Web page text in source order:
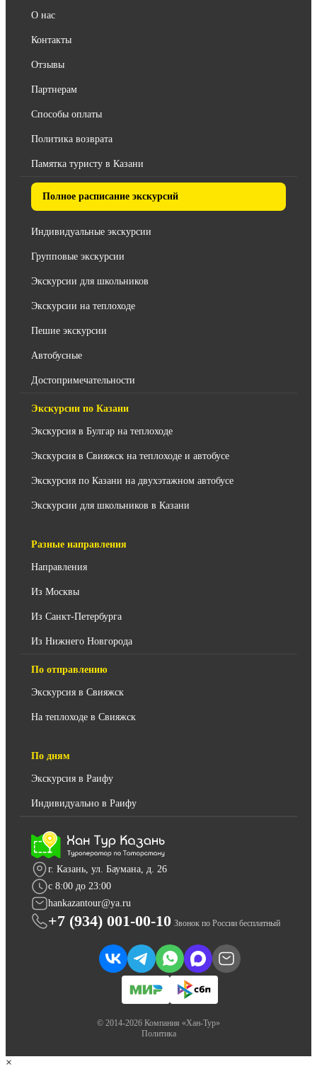
О нас
Контакты
Отзывы
Партнерам
Способы оплаты
Политика возврата
Памятка туристу в Казани
Полное расписание экскурсий
Индивидуальные экскурсии
Групповые экскурсии
Экскурсии для школьников
Экскурсии на теплоходе
Пешие экскурсии
Автобусные
Достопримечательности
Экскурсии по Казани
Экскурсия в Булгар на теплоходе
Экскурсия в Свияжск на теплоходе и автобусе
Экскурсия по Казани на двухэтажном автобусе
Экскурсии для школьников в Казани
Разные направления
Направления
Из Москвы
Из Санкт-Петербурга
Из Нижнего Новгорода
По отправлению
Экскурсия в Свияжск
На теплоходе в Свияжск
По дням
Экскурсия в Раифу
Индивидуально в Раифу
г. Казань, ул. Баумана, д. 26
c 8:00 до 23:00
hankazantour@ya.ru
+7 (934) 001-00-10 Звонок по России бесплатный
© 2014-2026 Компания «Хан-Тур»
Политика
×